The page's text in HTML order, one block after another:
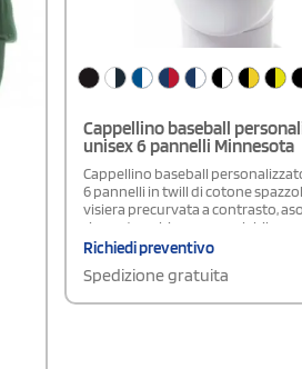
Cappellino baseball
unisex 6 pannelli Minnesota
Cappellino baseball
6 pannelli in twill di cotone
visiera precurvata a contrasto,
ricamate e chiusura regolabile con
bottone automatico.Disponibile
Richiedi preventivo
Spedizione gratuita